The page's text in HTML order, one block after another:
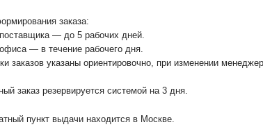
заказа:
— до 5 рабочих дней.
— в течение рабочего дня.
заказов указаны ориентировочно, при изменении
заказ резервируется системой на 3 дня.
пункт выдачи находится в Москве.